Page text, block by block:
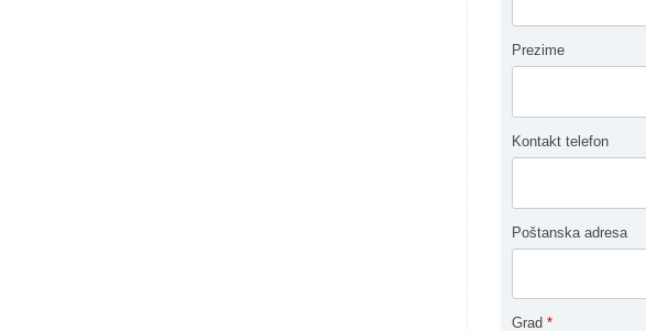
Prezime
Kontakt telefon
Poštanska adresa
Grad *